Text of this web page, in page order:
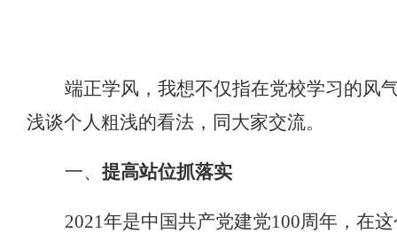
端正学风，我想不仅指在党校学习的风
浅谈个人粗浅的看法，同大家交流。
一、 提高站位抓落实
2021年是中国共产党建党100周年，在